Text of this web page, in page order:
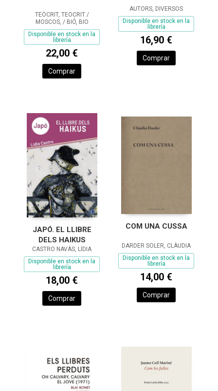
TEÒCRIT, TEOCRIT /
MOSCOS, / BIÓ, BIO
Disponible en stock en la
librería
22,00 €
Comprar
AUTORS, DIVERSOS
Disponible en stock en la
librería
16,90 €
Comprar
JAPÓ. EL LLIBRE
DELS HAIKUS
CASTRO NAVÀS, LÍDIA
Disponible en stock en la
librería
18,00 €
Comprar
COM UNA CUSSA
DARDER SOLER, CLÀUDIA
Disponible en stock en la
librería
14,00 €
Comprar